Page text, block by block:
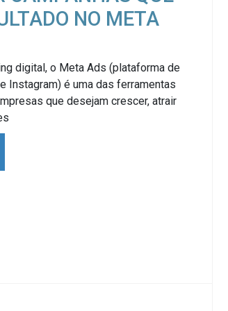
NO META
digital, o Meta Ads (plataforma de
Instagram) é uma das ferramentas
que desejam crescer, atrair